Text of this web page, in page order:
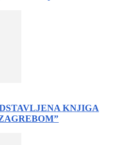
KNJIGA